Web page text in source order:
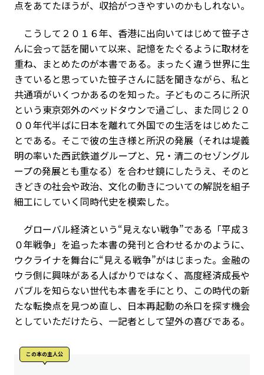
点をあてたほうが、収拾がつきやすいのかもしれない。
こうして２０１６年、香港に出向いてはじめて笹子さ
んに会って話を聞いて以来、記憶をたぐるように取材を
重ね、まとめたのが本書である。まったく違う世界に生
きていると思っていた笹子さんに話を聞きながら、私と
共通項がいくつかあるのを知った。子どものころに所沢
という東京郊外のベッドタウンで過ごし、また同じ２０
００年代半ばに日本を離れて外国での生活をはじめたこ
とである。そこで彼の生き様と所沢の発展（それは堤義
明の率いた西武鉄道グループと、兄・清二のセゾングル
ープの発展とも重なる）を合わせ鏡にしたうえ、そのと
きどきの社会や政治、文化の動きについての解説を組子
細工にしていく同時代史を模索した。
グローバル経済という“見えない戦争”である「平成３
０年戦争」を追った本書の発刊と合わせるかのように、
ウクライナを舞台に“見える戦争”がはじまった。金融の
ウラ側に興味がある人ばかりではなく、高度経済成長や
バブルを知らない世代も本書を手にとり、この時代の新
たな転換点を見つめ直し、日本再起動の糸口を探す機会
としていただけたら、一記者として望外の喜びである。
この本の主人公